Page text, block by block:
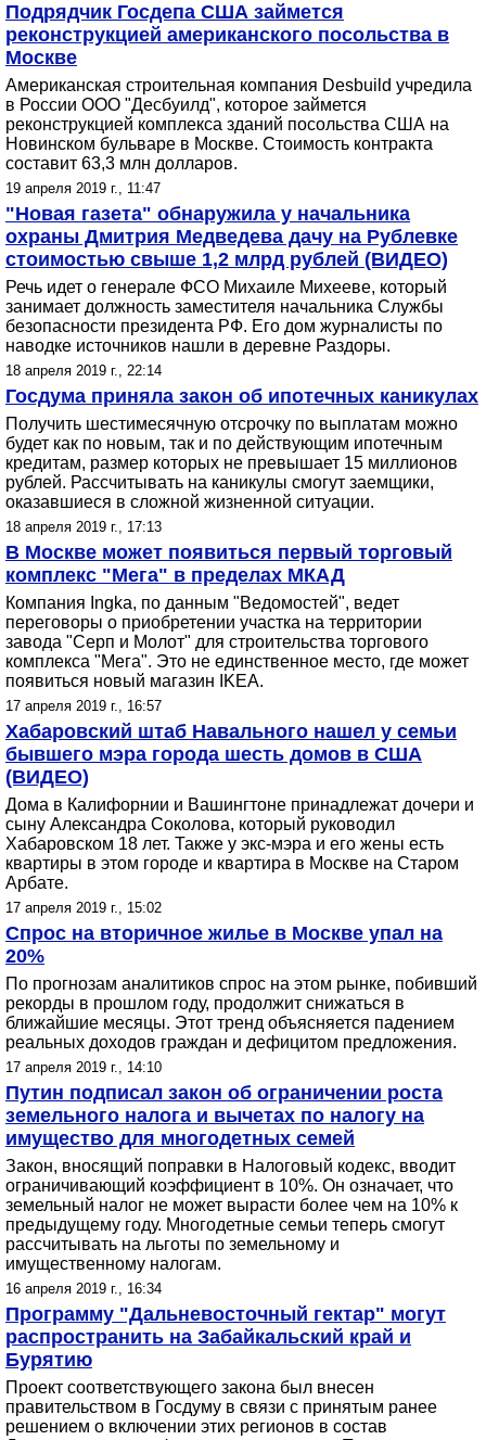
Подрядчик Госдепа США займется
реконструкцией американского посольства в
Москве
Американская строительная компания Desbuild учредила
в России ООО "Десбуилд", которое займется
реконструкцией комплекса зданий посольства США на
Новинском бульваре в Москве. Стоимость контракта
составит 63,3 млн долларов.
19 апреля 2019 г., 11:47
"Новая газета" обнаружила у начальника
охраны Дмитрия Медведева дачу на Рублевке
стоимостью свыше 1,2 млрд рублей (ВИДЕО)
Речь идет о генерале ФСО Михаиле Михееве, который
занимает должность заместителя начальника Службы
безопасности президента РФ. Его дом журналисты по
наводке источников нашли в деревне Раздоры.
18 апреля 2019 г., 22:14
Госдума приняла закон об ипотечных каникулах
Получить шестимесячную отсрочку по выплатам можно
будет как по новым, так и по действующим ипотечным
кредитам, размер которых не превышает 15 миллионов
рублей. Рассчитывать на каникулы смогут заемщики,
оказавшиеся в сложной жизненной ситуации.
18 апреля 2019 г., 17:13
В Москве может появиться первый торговый
комплекс "Мега" в пределах МКАД
Компания Ingka, по данным "Ведомостей", ведет
переговоры о приобретении участка на территории
завода "Серп и Молот" для строительства торгового
комплекса "Мега". Это не единственное место, где может
появиться новый магазин IKEA.
17 апреля 2019 г., 16:57
Хабаровский штаб Навального нашел у семьи
бывшего мэра города шесть домов в США
(ВИДЕО)
Дома в Калифорнии и Вашингтоне принадлежат дочери и
сыну Александра Соколова, который руководил
Хабаровском 18 лет. Также у экс-мэра и его жены есть
квартиры в этом городе и квартира в Москве на Старом
Арбате.
17 апреля 2019 г., 15:02
Спрос на вторичное жилье в Москве упал на
20%
По прогнозам аналитиков спрос на этом рынке, побивший
рекорды в прошлом году, продолжит снижаться в
ближайшие месяцы. Этот тренд объясняется падением
реальных доходов граждан и дефицитом предложения.
17 апреля 2019 г., 14:10
Путин подписал закон об ограничении роста
земельного налога и вычетах по налогу на
имущество для многодетных семей
Закон, вносящий поправки в Налоговый кодекс, вводит
ограничивающий коэффициент в 10%. Он означает, что
земельный налог не может вырасти более чем на 10% к
предыдущему году. Многодетные семьи теперь смогут
рассчитывать на льготы по земельному и
имущественному налогам.
16 апреля 2019 г., 16:34
Программу "Дальневосточный гектар" могут
распространить на Забайкальский край и
Бурятию
Проект соответствующего закона был внесен
правительством в Госдуму в связи с принятым ранее
решением о включении этих регионов в состав